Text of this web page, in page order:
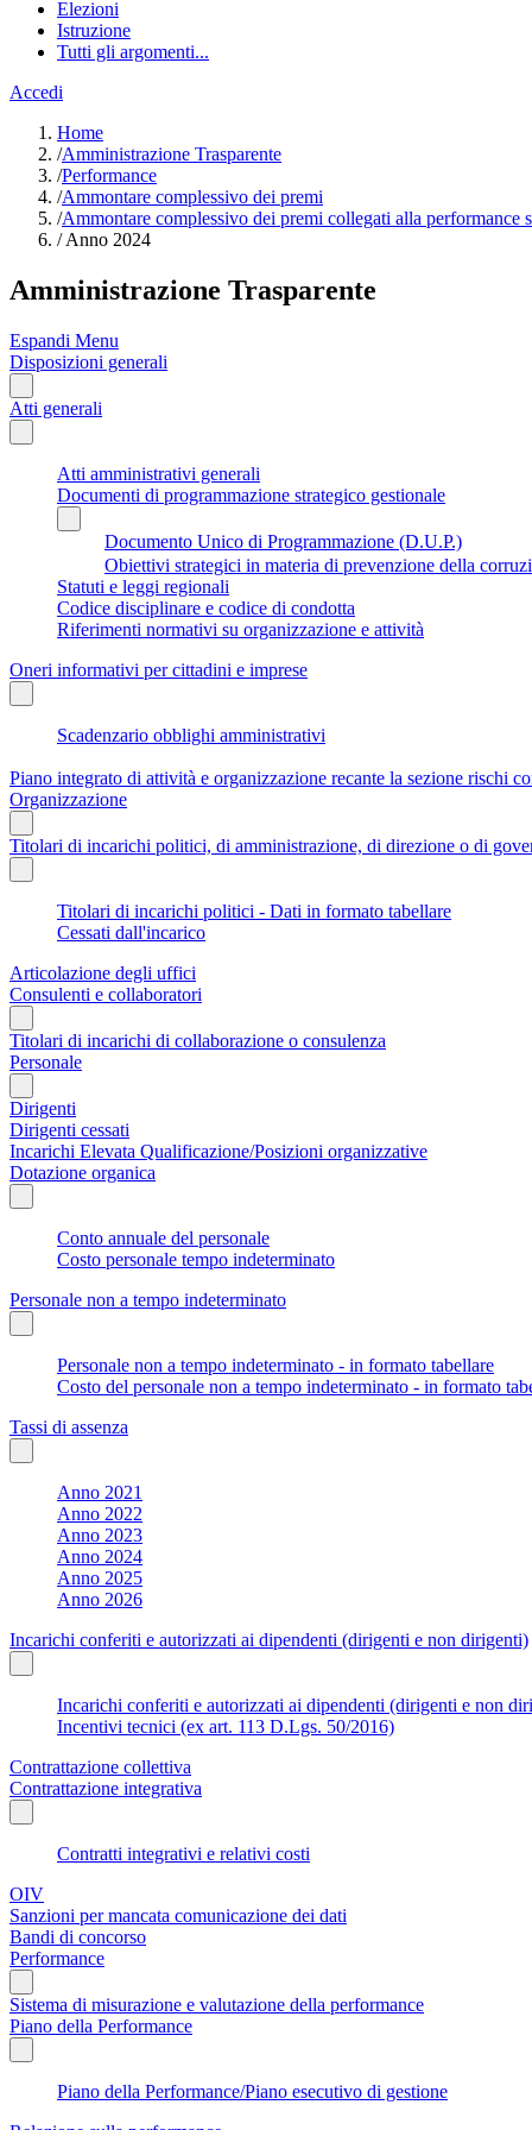
Elezioni
Istruzione
Tutti gli argomenti...
Accedi
Home
/Amministrazione Trasparente
/Performance
/Ammontare complessivo dei premi
/Ammontare complessivo dei premi collegati alla performance
/Anno 2024
Amministrazione Trasparente
Espandi Menu
Disposizioni generali
Atti generali
Atti amministrativi generali
Documenti di programmazione strategico gestionale
Documento Unico di Programmazione (D.U.P.)
Obiettivi strategici in materia di prevenzione della
Statuti e leggi regionali
Codice disciplinare e codice di condotta
Riferimenti normativi su organizzazione e attività
Oneri informativi per cittadini e imprese
Scadenzario obblighi amministrativi
Piano integrato di attività e organizzazione recante la sezione rischi
Organizzazione
Titolari di incarichi politici, di amministrazione, di direzione o di
Titolari di incarichi politici - Dati in formato tabellare
Cessati dall'incarico
Articolazione degli uffici
Consulenti e collaboratori
Titolari di incarichi di collaborazione o consulenza
Personale
Dirigenti
Dirigenti cessati
Incarichi Elevata Qualificazione/Posizioni organizzative
Dotazione organica
Conto annuale del personale
Costo personale tempo indeterminato
Personale non a tempo indeterminato
Personale non a tempo indeterminato - in formato tabellare
Costo del personale non a tempo indeterminato - in formato
Tassi di assenza
Anno 2021
Anno 2022
Anno 2023
Anno 2024
Anno 2025
Anno 2026
Incarichi conferiti e autorizzati ai dipendenti (dirigenti e non dirigenti)
Incarichi conferiti e autorizzati ai dipendenti (dirigenti e non
Incentivi tecnici (ex art. 113 D.Lgs. 50/2016)
Contrattazione collettiva
Contrattazione integrativa
Contratti integrativi e relativi costi
OIV
Sanzioni per mancata comunicazione dei dati
Bandi di concorso
Performance
Sistema di misurazione e valutazione della performance
Piano della Performance
Piano della Performance/Piano esecutivo di gestione